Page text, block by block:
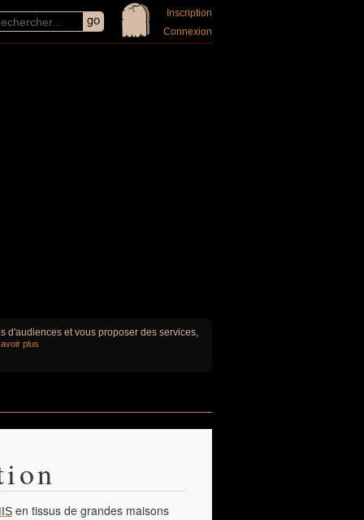
Inscription
Connexion
d'audiences et vous proposer des services,
plus
en tissus de grandes maisons